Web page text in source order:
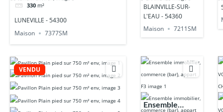
330 m²
LUNEVILLE - 54300
Maison
7377SM
BLAINVILLE-SUR-
L'EAU - 54360
Maison
7211SM
VENDU
Ensemble